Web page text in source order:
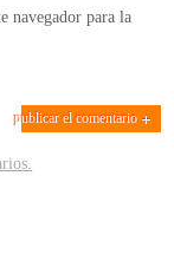
navegador para la